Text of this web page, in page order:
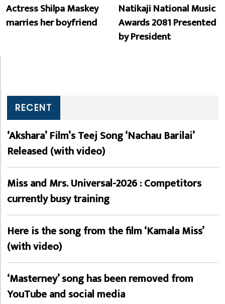
Actress Shilpa Maskey
marries her boyfriend
Natikaji National Music
Awards 2081 Presented
by President
RECENT
‘Akshara’ Film’s Teej Song ‘Nachau Barilai’
Released (with video)
Miss and Mrs. Universal-2026 : Competitors
currently busy training
Here is the song from the film ‘Kamala Miss’
(with video)
‘Masterney’ song has been removed from
YouTube and social media